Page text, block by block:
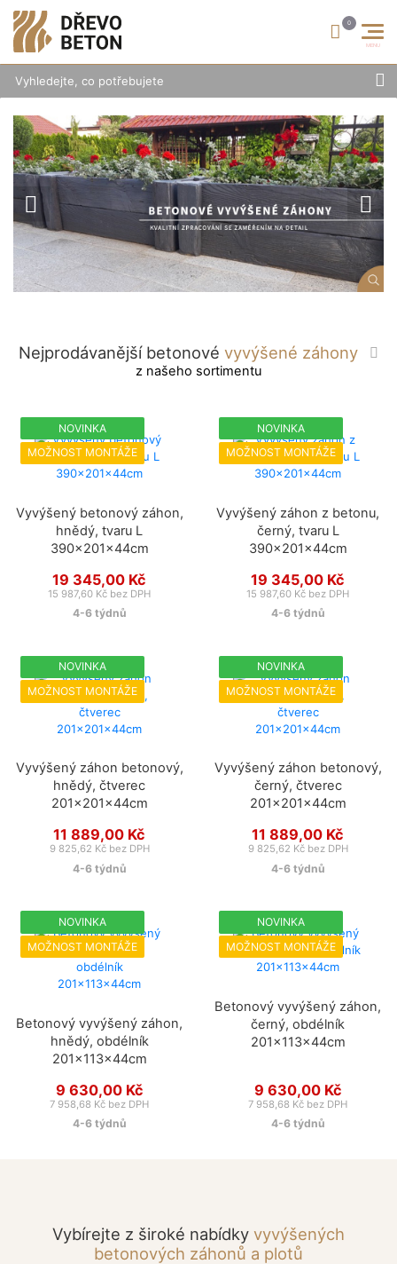
Betonové vyvýšené záhony a betonové ploty
Previous Next
Nejprodávanější betonové vyvýšené záhony
z našeho sortimentu
NOVINKA
MOŽNOST MONTÁŽE
Vyvýšený betonový záhon,
hnědý, tvaru L
390x201x44cm
19 345,00 Kč
15 987,60 Kč bez DPH
4-6 týdnů
NOVINKA
MOŽNOST MONTÁŽE
Vyvýšený záhon z betonu,
černý, tvaru L
390x201x44cm
19 345,00 Kč
15 987,60 Kč bez DPH
4-6 týdnů
NOVINKA
MOŽNOST MONTÁŽE
Vyvýšený záhon betonový,
hnědý, čtverec
201x201x44cm
11 889,00 Kč
9 825,62 Kč bez DPH
4-6 týdnů
NOVINKA
MOŽNOST MONTÁŽE
Vyvýšený záhon betonový,
černý, čtverec
201x201x44cm
11 889,00 Kč
9 825,62 Kč bez DPH
4-6 týdnů
NOVINKA
MOŽNOST MONTÁŽE
Betonový vyvýšený záhon,
hnědý, obdélník
201x113x44cm
9 630,00 Kč
7 958,68 Kč bez DPH
4-6 týdnů
NOVINKA
MOŽNOST MONTÁŽE
Betonový vyvýšený záhon,
černý, obdélník
201x113x44cm
9 630,00 Kč
7 958,68 Kč bez DPH
4-6 týdnů
Vybírejte z široké nabídky vyvýšených
betonových záhonů a plotů